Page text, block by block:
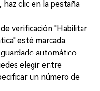
haz clic en la pestaña
verificación "Habilitar
esté marcada.
automático
elegir entre
un número de